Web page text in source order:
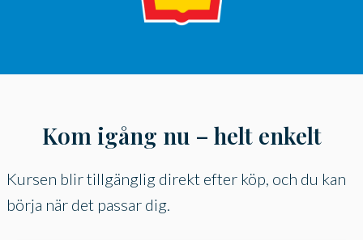
Kom igång nu – helt enkelt
Kursen blir tillgänglig direkt efter köp, och du kan
börja när det passar dig.